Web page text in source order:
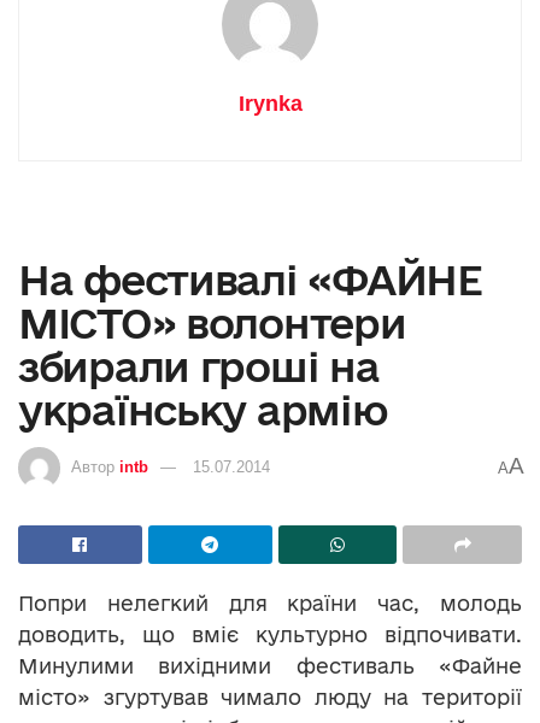
Irynka
На фестивалі «ФАЙНЕ
МІСТО» волонтери
збирали гроші на
українську армію
Автор intb 15.07.2014 AA
Попри нелегкий для країни час, молодь
доводить, що вміє культурно відпочивати.
Минулими вихідними фестиваль «Файне
місто» згуртував чимало люду на території